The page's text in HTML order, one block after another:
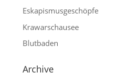
Eskapismusgeschöpfe
Krawarschausee
Blutbaden
Archive